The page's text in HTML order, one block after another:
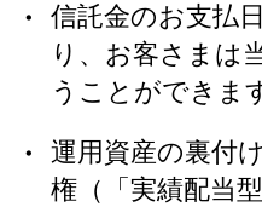
信託金のお支払
り、お客さまは
うことができま
運用資産の裏付
権（「実績配当